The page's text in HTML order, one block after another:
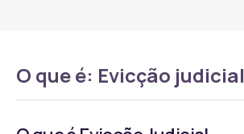
O que é: Evicção judicial